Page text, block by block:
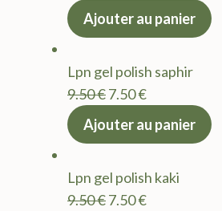
prix
9.50 €.
actuel
7.50 €.
Ajouter au panier
Lpn gel polish saphir
9.50€Le
prix
9.50 €.
7.50€Le
actuel
7.50 €.
Ajouter au panier
Lpn gel polish kaki
9.50€Le
7.50€Le